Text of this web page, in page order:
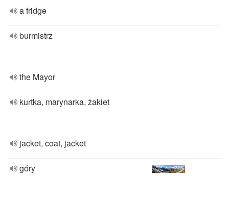
a fridge
burmistrz
the Mayor
kurtka, marynarka, żakiet
jacket, coat, jacket
góry